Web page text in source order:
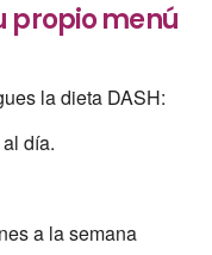
propio menú
la dieta DASH:
día.
a la semana